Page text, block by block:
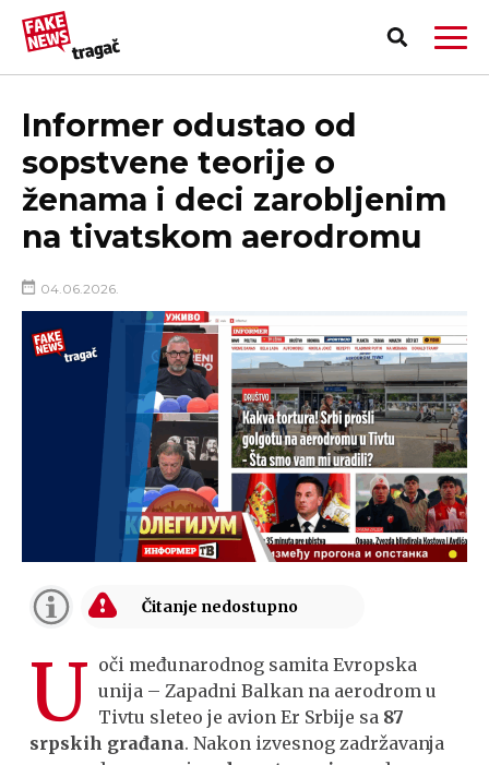
PRIJAVI LAŽNU VEST!
Informer odustao od
sopstvene teorije o
ženama i deci zarobljenim
na tivatskom aerodromu
04.06.2026.
U oči međunarodnog samita Evropska
unija – Zapadni Balkan na aerodrom u
Tivtu sleteo je avion Er Srbije sa 87
srpskih građana. Nakon izvesnog zadržavanja